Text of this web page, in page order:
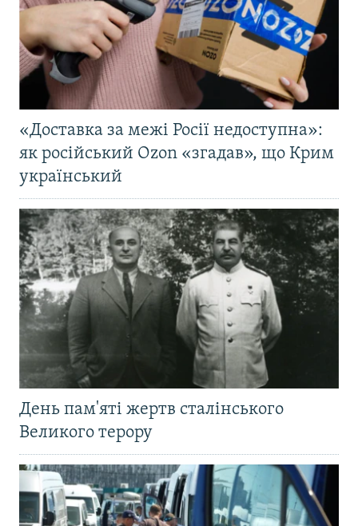
«Доставка за межі Росії недоступна»:
як російський Ozon «згадав», що Крим
український
День пам'яті жертв сталінського
Великого терору